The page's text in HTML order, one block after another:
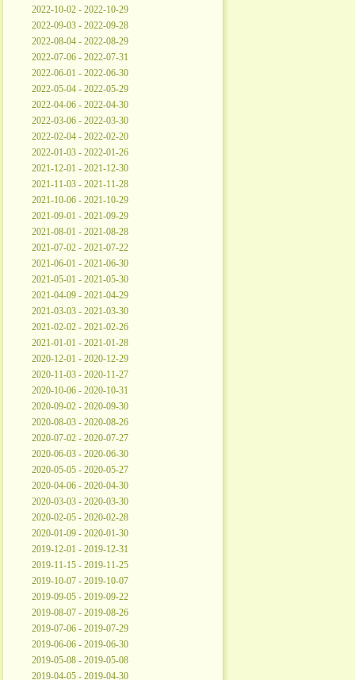
2022-10-02 - 2022-10-29
2022-09-03 - 2022-09-28
2022-08-04 - 2022-08-29
2022-07-06 - 2022-07-31
2022-06-01 - 2022-06-30
2022-05-04 - 2022-05-29
2022-04-06 - 2022-04-30
2022-03-06 - 2022-03-30
2022-02-04 - 2022-02-20
2022-01-03 - 2022-01-26
2021-12-01 - 2021-12-30
2021-11-03 - 2021-11-28
2021-10-06 - 2021-10-29
2021-09-01 - 2021-09-29
2021-08-01 - 2021-08-28
2021-07-02 - 2021-07-22
2021-06-01 - 2021-06-30
2021-05-01 - 2021-05-30
2021-04-09 - 2021-04-29
2021-03-03 - 2021-03-30
2021-02-02 - 2021-02-26
2021-01-01 - 2021-01-28
2020-12-01 - 2020-12-29
2020-11-03 - 2020-11-27
2020-10-06 - 2020-10-31
2020-09-02 - 2020-09-30
2020-08-03 - 2020-08-26
2020-07-02 - 2020-07-27
2020-06-03 - 2020-06-30
2020-05-05 - 2020-05-27
2020-04-06 - 2020-04-30
2020-03-03 - 2020-03-30
2020-02-05 - 2020-02-28
2020-01-09 - 2020-01-30
2019-12-01 - 2019-12-31
2019-11-15 - 2019-11-25
2019-10-07 - 2019-10-07
2019-09-05 - 2019-09-22
2019-08-07 - 2019-08-26
2019-07-06 - 2019-07-29
2019-06-06 - 2019-06-30
2019-05-08 - 2019-05-08
2019-04-05 - 2019-04-30